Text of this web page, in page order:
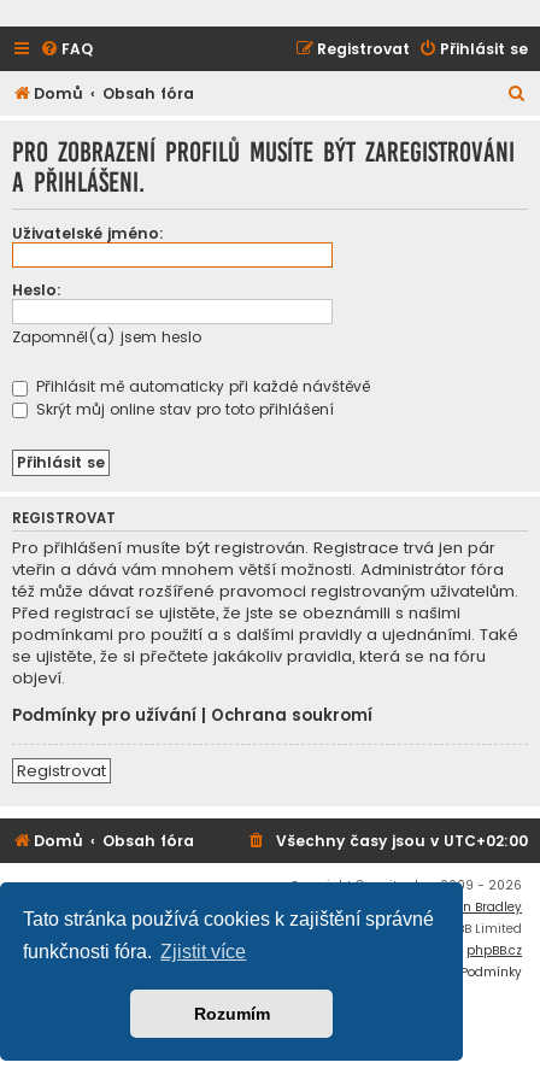
Tato stránka používá cookies k zajištění správné
funkčnosti fóra. Zjistit více
Rozumím
FAQ Přihlásit se
Registrovat
Domů Obsah fóra
Pro zobrazení profilů musíte být zaregistrováni
a přihlášeni.
Uživatelské jméno:
Heslo:
Zapomněl(a) jsem heslo
Přihlásit mě automaticky při každé návštěvě
Skrýt můj online stav pro toto přihlášení
REGISTROVAT
Pro přihlášení musíte být registrován. Registrace trvá jen pár
vteřin a dává vám mnohem větší možnosti. Administrátor fóra
též může dávat rozšířené pravomoci registrovaným uživatelům.
Před registrací se ujistěte, že jste se obeznámili s našimi
podmínkami pro použití a s dalšími pravidly a ujednáními. Také
se ujistěte, že si přečtete jakákoliv pravidla, která se na fóru
objeví.
Podmínky pro užívání
Ochrana soukromí
Registrovat
Domů Obsah fóra Všechny časy jsou v UTC+02:00
Copyright © mujtank.cz 2009 - 2026
Flat Style by
Ian Bradley
Založeno naphpBB® Forum Software © phpBB Limited
phpBB.cz
Podmínky